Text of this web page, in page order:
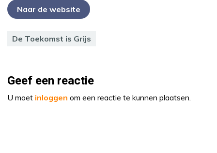
Naar de website
De Toekomst is Grijs
Geef een reactie
U moet inloggen om een reactie te kunnen plaatsen.